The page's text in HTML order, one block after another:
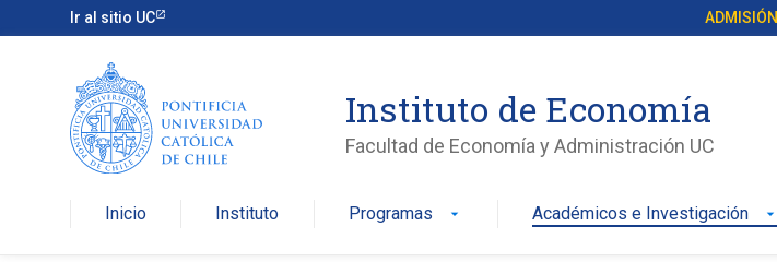
Ir al sitio UC ADMISIÓN
Instituto de Economía
Facultad de Economía y Administración UC
Inicio Instituto Programas arrow_drop_down Académicos e Investigación arrow_drop_down